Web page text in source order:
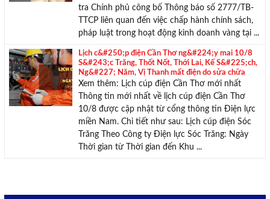
tra Chính phủ công bố Thông báo số 2777/TB-
TTCP liên quan đến việc chấp hành chính sách,
pháp luật trong hoạt động kinh doanh vàng tại ...
Lịch c&#250;p điện Cần Thơ ng&#224;y mai 10/8
S&#243;c Trăng, Thốt Nốt, Thới Lai, Kế S&#225;ch,
Ng&#227; Năm, Vị Thanh mất điện do sửa chữa
Xem thêm: Lịch cúp điện Cần Thơ mới nhất
Thông tin mới nhất về lịch cúp điện Cần Thơ
10/8 được cập nhật từ cổng thông tin Điện lực
miền Nam. Chi tiết như sau: Lịch cúp điện Sóc
Trăng Theo Công ty Điện lực Sóc Trăng: Ngày
Thời gian từ Thời gian đến Khu ...